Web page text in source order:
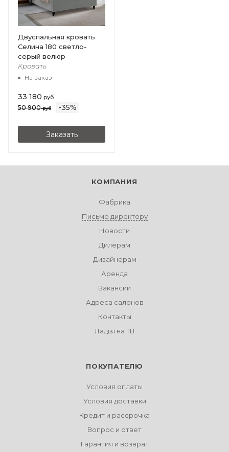
Двуспальная кровать
Селина 180 светло-
серый велюр
Кровать
На заказ
33 180 руб
50 900руб -35%
Заказать
КОМПАНИЯ
Фабрика
Письмо директору
Новости
Дилерам
Дизайнерам
Аренда
Вакансии
Адреса салонов
Контакты
Ладья на ТВ
ПОКУПАТЕЛЮ
Условия оплаты
Условия доставки
Кредит и рассрочка
Вопрос и ответ
Гарантия и возврат